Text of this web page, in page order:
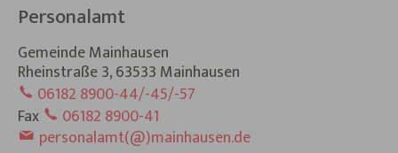
Personalamt
Gemeinde Mainhausen
Rheinstraße 3, 63533 Mainhausen
06182 8900-44/-45/-57
Fax
06182 8900-41
personalamt(@)mainhausen.de